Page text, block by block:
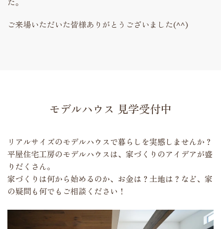
ご来場いただいた皆様ありがとうございました(^^)
モデルハウス 見学受付中
リアルサイズのモデルハウスで暮らしを実感しませんか？
平屋住宅工房のモデルハウスは、家づくりのアイデアが盛
りだくさん。
家づくりは何から始めるのか、お金は？土地は？など、家
の疑問も何でもご相談ください！